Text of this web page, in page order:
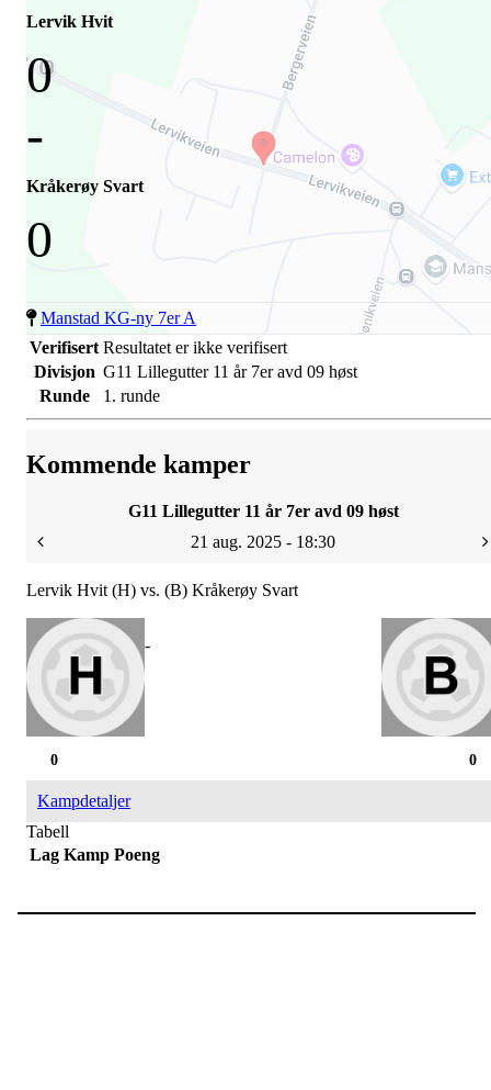
Lervik Hvit
0
-
Kråkerøy Svart
0
Manstad KG-ny 7er A
Verifisert Resultatet er ikke verifisert
Divisjon G11 Lillegutter 11 år 7er avd 09 høst
Runde
1. runde
Kommende kamper
G11 Lillegutter 11 år 7er avd 09 høst
21 aug. 2025 - 18:30
Lervik Hvit (H) vs. (B) Kråkerøy Svart
-
0
0
Kampdetaljer
Tabell
Lag Kamp Poeng